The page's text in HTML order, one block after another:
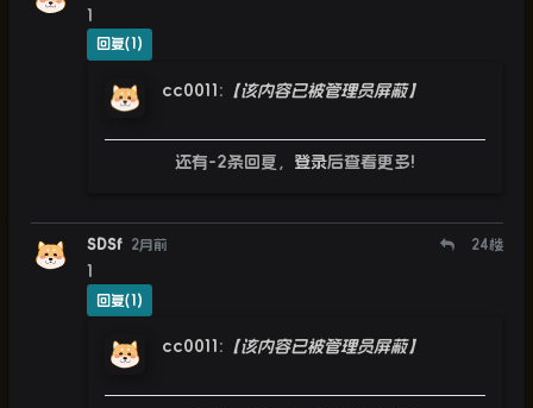
1
回复(1)
cc0011 : 【该内容已被管理员屏蔽】
还有-2条回复， 登录后查看更多!
SDSf 2月前 24楼
1
回复(1)
cc0011 : 【该内容已被管理员屏蔽】